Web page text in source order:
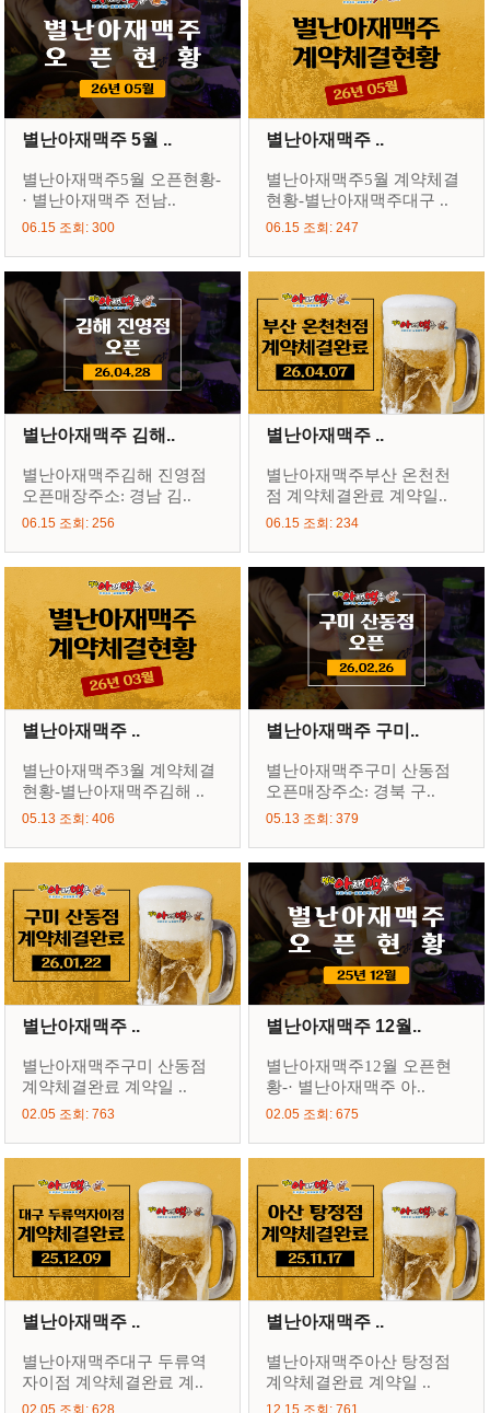
별난아재맥주 5월 ..
별난아재맥주5월 오픈현황-
· 별난아재맥주 전남..
06.15 조회: 300
별난아재맥주 ..
별난아재맥주5월 계약체결
현황-별난아재맥주대구 ..
06.15 조회: 247
별난아재맥주 김해..
별난아재맥주김해 진영점
오픈매장주소: 경남 김..
06.15 조회: 256
별난아재맥주 ..
별난아재맥주부산 온천천
점 계약체결완료 계약일..
06.15 조회: 234
별난아재맥주 ..
별난아재맥주3월 계약체결
현황-별난아재맥주김해 ..
05.13 조회: 406
별난아재맥주 구미..
별난아재맥주구미 산동점
오픈매장주소: 경북 구..
05.13 조회: 379
별난아재맥주 ..
별난아재맥주구미 산동점
계약체결완료 계약일 ..
02.05 조회: 763
별난아재맥주 12월..
별난아재맥주12월 오픈현
황-· 별난아재맥주 아..
02.05 조회: 675
별난아재맥주 ..
별난아재맥주대구 두류역
자이점 계약체결완료 계..
별난아재맥주 ..
별난아재맥주아산 탕정점
계약체결완료 계약일 ..